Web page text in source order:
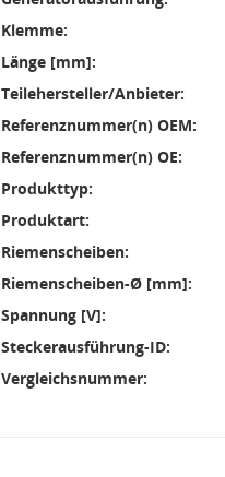
Klemme:
Länge [mm]:
Teilehersteller/Anbieter:
Referenznummer(n) OEM:
Referenznummer(n) OE:
Produkttyp:
Produktart:
Riemenscheiben:
Riemenscheiben-Ø [mm]:
Spannung [V]:
Steckerausführung-ID:
Vergleichsnummer: